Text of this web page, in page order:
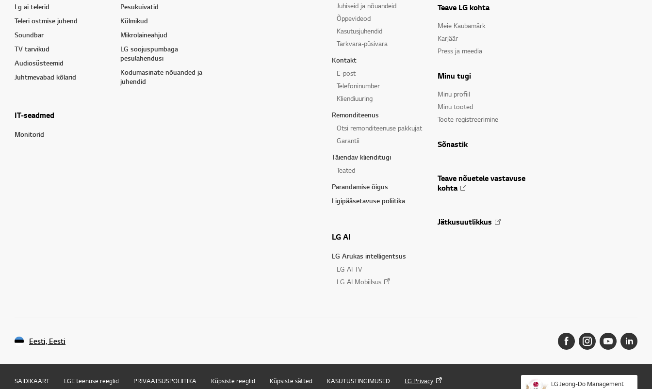
Lg ai telerid
Teleri ostmise juhend
Soundbar
TV tarvikud
Audiosüsteemid
Juhtmevabad kõlarid
Pesukuivatid
Külmikud
Mikrolaineahjud
LG soojuspumbaga
pesulahendusi
Kodumasinate nõuanded ja
juhendid
IT-seadmed
Monitorid
Juhiseid ja nõuandeid
Õppevideod
Kasutusjuhendid
Tarkvara-püsivara
Kontakt
E-post
Telefoninumber
Kliendiuuring
Remonditeenus
Otsi remonditeenuse pakkujat
Garantii
Täiendav klienditugi
Teated
Parandamise õigus
Ligipääsetavuse poliitika
LG AI
LG Arukas intelligentsus
LG AI TV
LG AI Mobiilsus
Teave LG kohta
Meie Kaubamärk
Karjäär
Press ja meedia
Minu tugi
Minu profiil
Minu tooted
Toote registreerimine
Sõnastik
Teave nõuetele vastavuse
kohta
Jätkusuutlikkus
Eesti, Eesti
SAIDIKAART LGE teenuse reeglid PRIVAATSUSPOLIITIKA Küpsiste reeglid Küpsiste sätted KASUTUSTINGIMUSED LG Privacy
LG Jeong-Do Management